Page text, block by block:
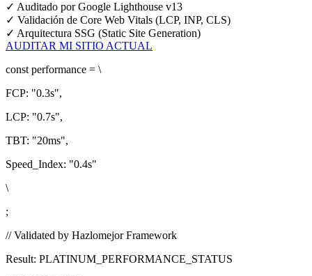
✓ Auditado por Google Lighthouse v13
✓ Validación de Core Web Vitals (LCP, INP, CLS)
✓ Arquitectura SSG (Static Site Generation)
AUDITAR MI SITIO ACTUAL
const performance = \
FCP: "0.3s",
LCP: "0.7s",
TBT: "20ms",
Speed_Index: "0.4s"
\
;
// Validated by Hazlomejor Framework
Result: PLATINUM_PERFORMANCE_STATUS